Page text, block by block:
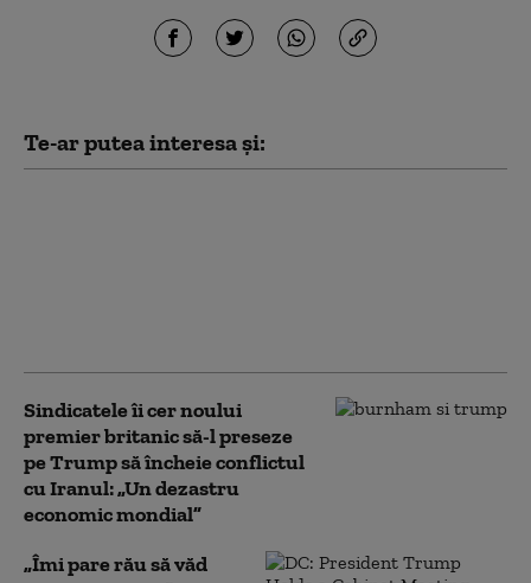
Te-ar putea interesa și:
Sindicatele îi cer noului
premier britanic să-l preseze
pe Trump să încheie conflictul
cu Iranul: „Un dezastru
economic mondial”
„Îmi pare rău să văd